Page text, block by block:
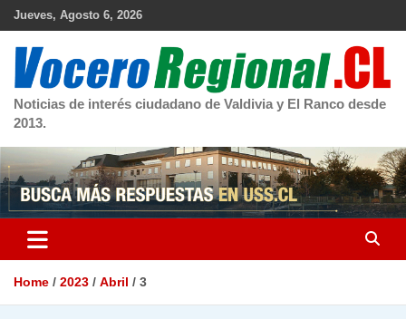
Skip
Jueves, Agosto 6, 2026
Noticias de interés ciudadano de Valdivia y El Ranco desde
2013.
Home 2023 Abril 3